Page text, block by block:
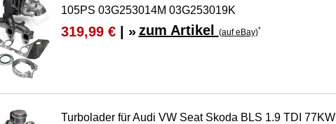
105PS 03G253014M 03G253019K
319,99 €| » zum Artikel (auf eBay)*
Turbolader für Audi VW Seat Skoda BLS 1.9 TDI 77KW